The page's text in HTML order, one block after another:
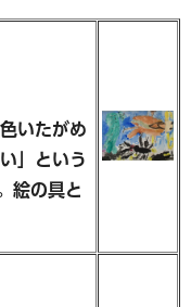
いたがめ
」という
絵の具と